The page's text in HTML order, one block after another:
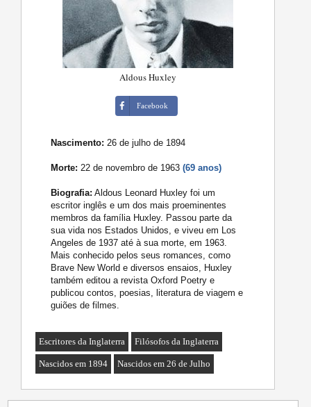
Aldous Huxley
Facebook
Nascimento: 26 de julho de 1894
Morte: 22 de novembro de 1963(69 anos)
Biografia: Aldous Leonard Huxley foi um
escritor inglês e um dos mais proeminentes
membros da família Huxley. Passou parte da
sua vida nos Estados Unidos, e viveu em Los
Angeles de 1937 até à sua morte, em 1963.
Mais conhecido pelos seus romances, como
Brave New World e diversos ensaios, Huxley
também editou a revista Oxford Poetry e
publicou contos, poesias, literatura de viagem e
guiões de filmes.
Escritores da Inglaterra Filósofos da Inglaterra
Nascidos em 1894 Nascidos em 26 de Julho